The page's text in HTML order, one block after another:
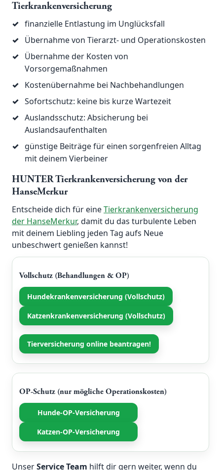
Tierkrankenversicherung
✓ finanzielle Entlastung im Unglücksfall
✓ Übernahme von Tierarzt- und Operationskosten
✓ Übernahme der Kosten von
Vorsorgemaßnahmen
✓ Kostenübernahme bei Nachbehandlungen
✓ Sofortschutz: keine bis kurze Wartezeit
✓ Auslandsschutz: Absicherung bei
Auslandsaufenthalten
✓ günstige Beiträge für einen sorgenfreien Alltag
mit deinem Vierbeiner
HUNTER Tierkrankenversicherung von der
HanseMerkur
Entscheide dich für eineTierkrankenversicherung
der HanseMerkur, damit du das turbulente Leben
mit deinem Liebling jeden Tag aufs Neue
unbeschwert genießen kannst!
Vollschutz (Behandlungen & OP)
Hundekrankenversicherung (Vollschutz)
Katzenkrankenversicherung (Vollschutz)
Tierversicherung online beantragen!
OP-Schutz (nur mögliche Operationskosten)
Hunde-OP-Versicherung
Katzen-OP-Versicherung
UnserService Team hilft dir gern weiter, wenn du